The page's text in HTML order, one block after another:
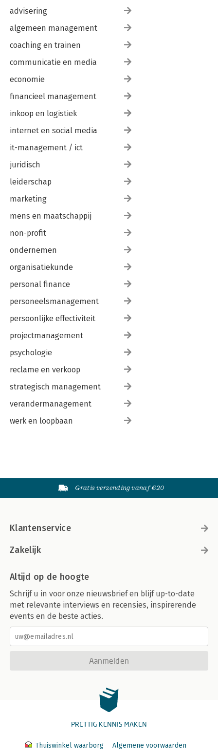
advisering
algemeen management
coaching en trainen
communicatie en media
economie
financieel management
inkoop en logistiek
internet en social media
it-management / ict
juridisch
leiderschap
marketing
mens en maatschappij
non-profit
ondernemen
organisatiekunde
personal finance
personeelsmanagement
persoonlijke effectiviteit
projectmanagement
psychologie
reclame en verkoop
strategisch management
verandermanagement
werk en loopbaan
Gratis verzending vanaf €20
Klantenservice
Zakelijk
Altijd op de hoogte
Schrijf u in voor onze nieuwsbrief en blijf up-to-date
met relevante interviews en recensies, inspirerende
events en de beste acties.
Aanmelden
PRETTIG KENNIS MAKEN
Thuiswinkel waarborg Algemene voorwaarden